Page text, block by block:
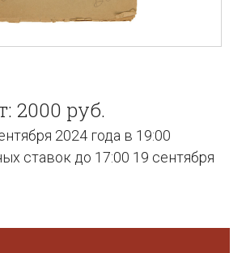
2000 руб.
2024 года в 19:00
ставок до 17:00 19 сентября